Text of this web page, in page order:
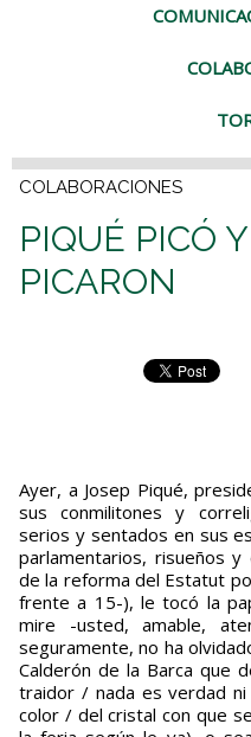
COLABORACIONES
PIQUÉ PICÓ
PICARON
Ayer, a Josep Piqué, presidente del PP catalán (así como a
sus conmilitones y
serios y sentados en sus
parlamentarios, risueños y
de la reforma del Estatut
frente a 15-), le tocó la
mire -usted, amable,
seguramente, no ha
Calderón de la Barca que
traidor / nada es verdad
color / del cristal con que